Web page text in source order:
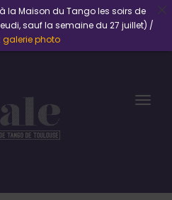
la Maison du Tango les soirs de
sauf la semaine du 27 juillet) /
galerie photo